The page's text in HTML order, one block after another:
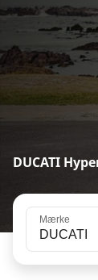
DUCATI
Mærke
DUCATI